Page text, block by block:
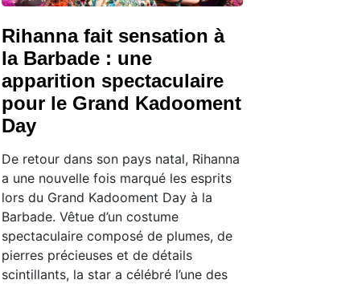
Rihanna fait sensation à
la Barbade : une
apparition spectaculaire
pour le Grand Kadooment
Day
De retour dans son pays natal, Rihanna
a une nouvelle fois marqué les esprits
lors du Grand Kadooment Day à la
Barbade. Vêtue d’un costume
spectaculaire composé de plumes, de
pierres précieuses et de détails
scintillants, la star a célébré l’une des